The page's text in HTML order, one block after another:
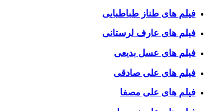
فیلم های طناز طباطبایی
فیلم های عارف لرستانی
فیلم های عسل بدیعی
فیلم های علی صادقی
فیلم های علی مصفا